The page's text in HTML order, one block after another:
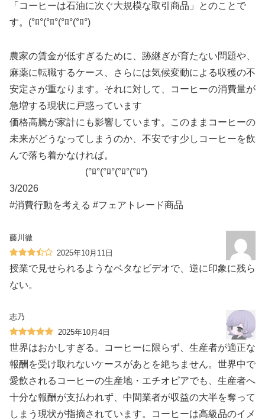
「コーヒーは石油に次ぐ大規模な取引商品」とのことで
す。(°ﾛ°(°ﾛ°(°ﾛ°(°ﾛ°)
農家の賃金が低すぎるために、跡継ぎが育たない問題や、
麻薬に転職するケース、さらには気候変動による収穫の不
安定さが重なります。それに対して、コーヒーの消費量が
急増する現状に戸惑っています
価格高騰が家計にも影響しています。このままコーヒーの
未来がどうなってしまうのか、不安です少しコーヒーを飲
んで落ち着かなければ。
(°ﾛ°(°ﾛ°(°ﾛ°(°ﾛ°)
3/2026
#消費行動を考える #フェアトレード商品
藤川徹
2025年10月11日
授業で見せられるようなベタなビデオで、逆に印象に残ら
ない。
志乃
2025年10月4日
世界はおかしすぎる。コーヒーに限らず、生産者が適正な
報酬を受け取れないケースがあとを絶ちません。世界中で
愛飲されるコーヒーの生産地・エチオピアでも、生産者へ
十分な報酬が支払われず、中間業者が収益の大半を奪って
しまう現状が指摘されています。コーヒーは高級品のイメ